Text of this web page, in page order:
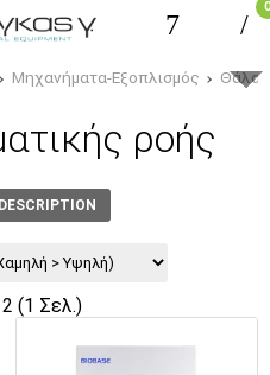
0
Μηχανήματα-Εξοπλισμός
ροής
(1 Σελ.)